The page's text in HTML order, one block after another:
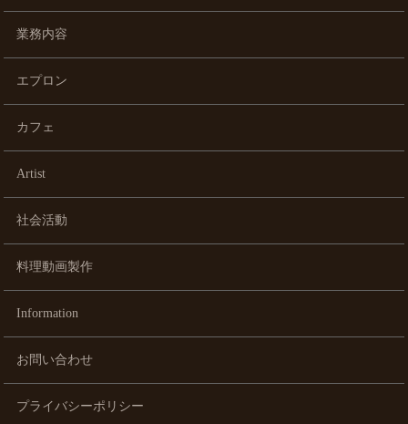
業務内容
エプロン
カフェ
Artist
社会活動
料理動画製作
Information
お問い合わせ
プライバシーポリシー